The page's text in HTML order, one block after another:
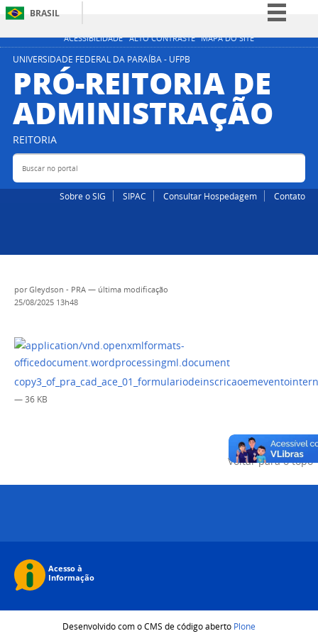
ACESSIBILIDADE ALTO CONTRASTE MAPA DO SITE
BRASIL
Simplifique!
Participe
Acesso à informação
Legislação
UNIVERSIDADE FEDERAL DA PARAÍBA - UFPB
PRÓ-REITORIA DE
ADMINISTRAÇÃO
REITORIA
Buscar no portal
Sobre o SIG SIPAC Consultar Hospedagem Contato
porGleydson - PRA — última modificação
25/08/2025 13h48
— 36 KB
Voltar para o topo
Desenvolvido com o CMS de código aberto Plone